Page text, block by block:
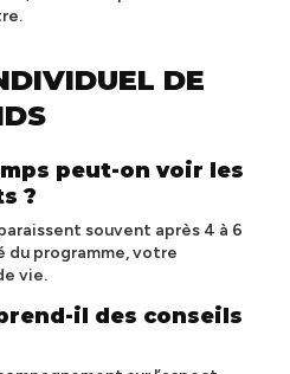
DE
peut-on voir les
?
souvent après 4 à 6
du programme, votre
vie.
il des conseils